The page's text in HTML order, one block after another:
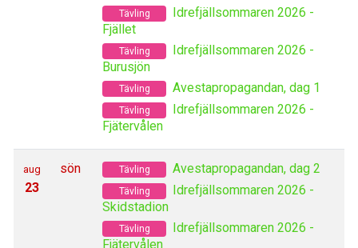
Tävling
Idrefjällsommaren 2026 -
Fjället
Tävling
Idrefjällsommaren 2026 -
Burusjön
Tävling Avestapropagandan, dag 1
Tävling
Idrefjällsommaren 2026 -
Fjätervålen
aug
23
sön Tävling Avestapropagandan, dag 2
Tävling
Idrefjällsommaren 2026 -
Skidstadion
Tävling
Idrefjällsommaren 2026 -
Fjätervålen